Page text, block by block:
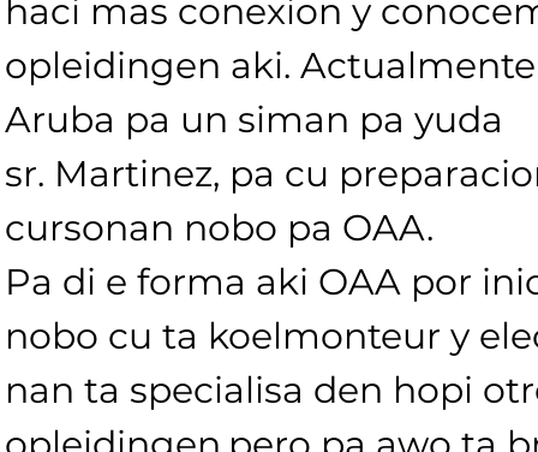
haci mas conexion y
opleidingen aki.
Aruba pa un siman pa yuda
sr. Martinez, pa cu
cursonan nobo pa OAA.
Pa di e forma aki OAA por
nobo cu ta koelmonteur y
nan ta specialisa den hopi